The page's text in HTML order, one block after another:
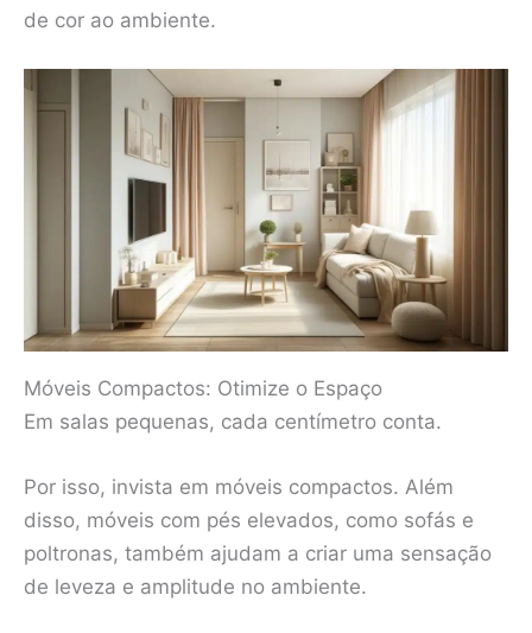
de cor ao ambiente.
Móveis Compactos: Otimize o Espaço
Em salas pequenas, cada centímetro conta.
Por isso, invista em móveis compactos. Além
disso, móveis com pés elevados, como sofás e
poltronas, também ajudam a criar uma sensação
de leveza e amplitude no ambiente.